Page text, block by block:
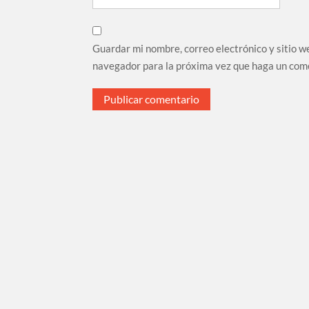
Guardar mi nombre, correo electrónico y sitio
navegador para la próxima vez que haga un